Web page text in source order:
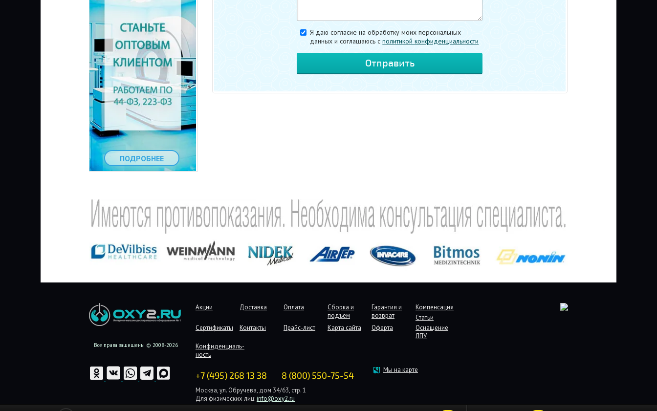
ПОДРОБНЕЕ
Я даю согласие на обработку моих персональных
данных и соглашаюсь cполитикой конфиденциальности
Все права защищены © 2008-2026
Акции Доставка Оплата
Сборка и
подъём
Гарантия и
возврат
Компенсация
Статьи
Сертификаты
Контакты Прайс-лист Карта сайта Оферта
Оснащение
ЛПУ
Конфиденциаль-
ность
+7 (495) 268 13 38 8 (800) 550-75-54
Москва, ул. Обручева, дом 34/63, стр. 1
Для физических лиц:info@oxy2.ru
Для юридических лиц:b2b@oxy2.ru
Мы на карте